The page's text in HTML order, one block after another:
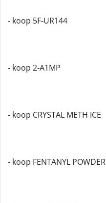
- koop 5F-UR144
- koop 2-A1MP
- koop CRYSTAL METH ICE
- koop FENTANYL POWDER